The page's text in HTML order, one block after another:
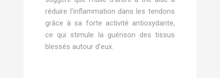
réduire l’inflammation dans les tendons
grâce à sa forte activité antioxydante,
ce qui stimule la guérison des tissus
blessés autour d’eux.